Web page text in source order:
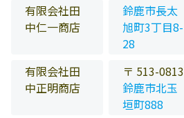
有限会社田
中仁一商店
鈴鹿市長太
旭町3丁目8-
28
有限会社田
中正明商店
〒 513-0813
鈴鹿市北玉
垣町888